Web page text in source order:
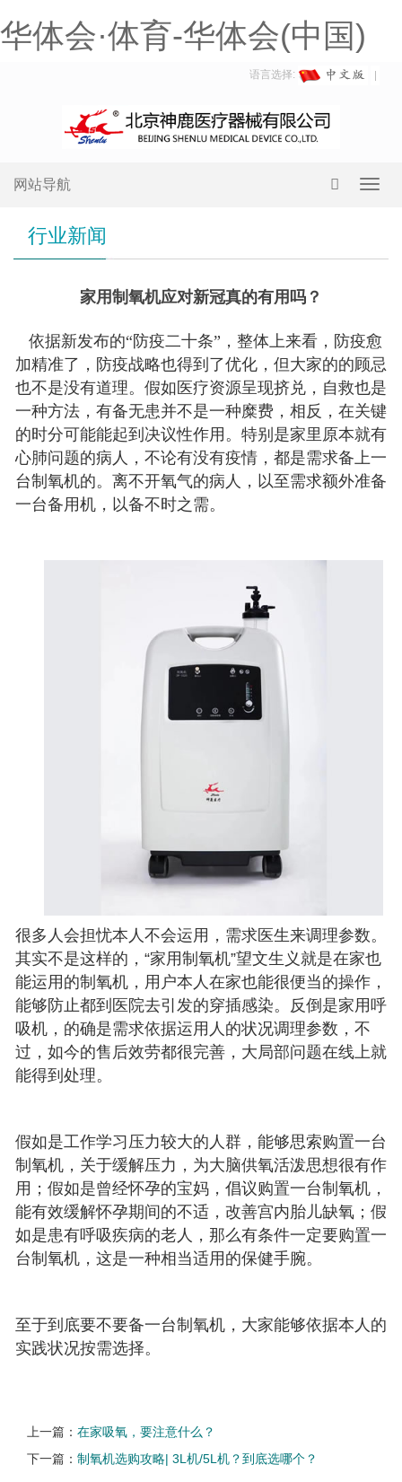
华体会·体育-华体会(中国)
语言选择:
网站导航
行业新闻
家用制氧机应对新冠真的有用吗？
依据新发布的“防疫二十条”，整体上来看，防疫愈
加精准了，防疫战略也得到了优化，但大家的的顾忌
也不是没有道理。假如医疗资源呈现挤兑，自救也是
一种方法，有备无患并不是一种糜费，相反，在关键
的时分可能能起到决议性作用。特别是家里原本就有
心肺问题的病人，不论有没有疫情，都是需求备上一
台制氧机的。离不开氧气的病人，以至需求额外准备
一台备用机，以备不时之需。
很多人会担忧本人不会运用，需求医生来调理参数。
其实不是这样的，“家用制氧机”望文生义就是在家也
能运用的制氧机，用户本人在家也能很便当的操作，
能够防止都到医院去引发的穿插感染。反倒是家用呼
吸机，的确是需求依据运用人的状况调理参数，不
过，如今的售后效劳都很完善，大局部问题在线上就
能得到处理。
假如是工作学习压力较大的人群，能够思索购置一台
制氧机，关于缓解压力，为大脑供氧活泼思想很有作
用；假如是曾经怀孕的宝妈，倡议购置一台制氧机，
能有效缓解怀孕期间的不适，改善宫内胎儿缺氧；假
如是患有呼吸疾病的老人，那么有条件一定要购置一
台制氧机，这是一种相当适用的保健手腕。
至于到底要不要备一台制氧机，大家能够依据本人的
实践状况按需选择。
上一篇： 在家吸氧，要注意什么？
下一篇： 制氧机选购攻略| 3L机/5L机？到底选哪个？